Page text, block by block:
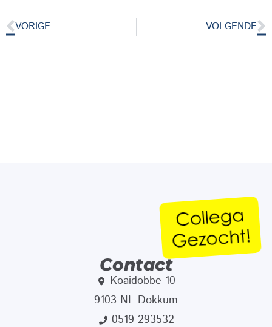
VORIGE VOLGENDE
Contact
Koaidobbe 10
9103 NL Dokkum
0519-293532